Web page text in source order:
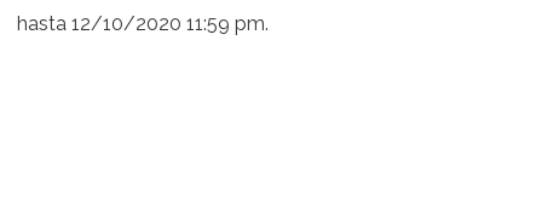
hasta 12/10/2020 11:59 pm.